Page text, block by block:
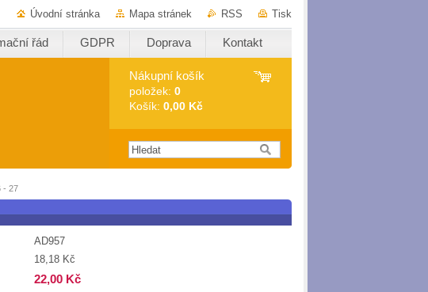
Úvodní stránka Mapa stránek RSS Tisk
řád GDPR Doprava Kontakt
Nákupní košík
položek: 0
Košík: 0,00 Kč
- 27
AD957
18,18 Kč
22,00 Kč